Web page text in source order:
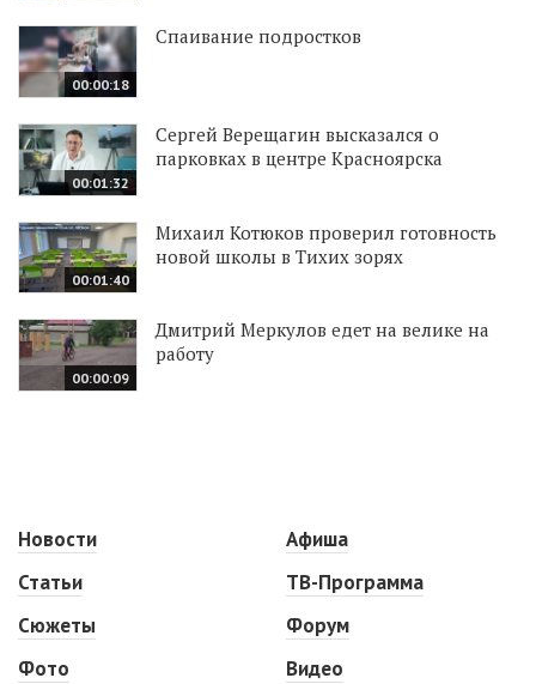
00:00:18
Спаивание подростков
00:01:32
Сергей Верещагин высказался о
парковках в центре Красноярска
00:01:40
Михаил Котюков проверил готовность
новой школы в Тихих зорях
00:00:09
Дмитрий Меркулов едет на велике на
работу
Новости
Статьи
Сюжеты
Фото
Афиша
ТВ-Программа
Форум
Видео